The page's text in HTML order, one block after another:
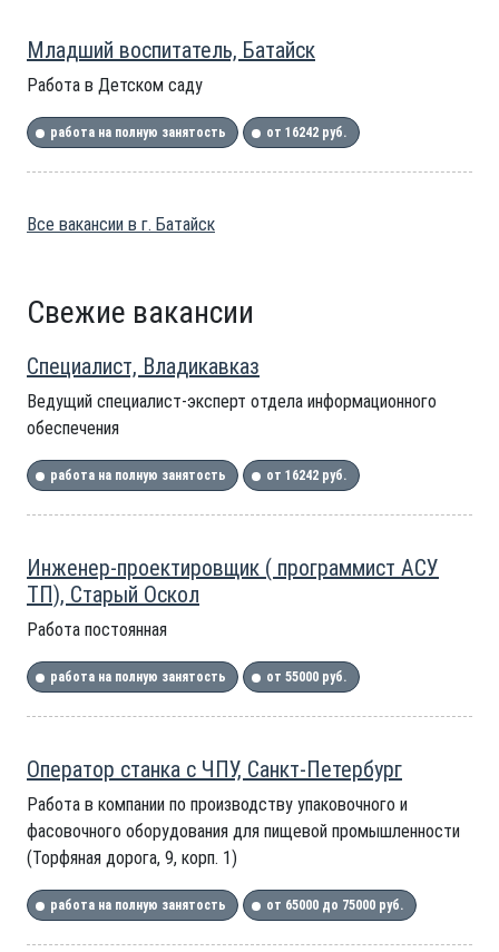
Младший воспитатель, Батайск
Работа в Детском саду
работа на полную занятость от 16242 руб.
Все вакансии в г. Батайск
Свежие вакансии
Специалист, Владикавказ
Ведущий специалист-эксперт отдела информационного
обеспечения
работа на полную занятость от 16242 руб.
Инженер-проектировщик ( программист АСУ
ТП), Старый Оскол
Работа постоянная
работа на полную занятость от 55000 руб.
Оператор станка с ЧПУ, Санкт-Петербург
Работа в компании по производству упаковочного и
фасовочного оборудования для пищевой промышленности
(Торфяная дорога, 9, корп. 1)
работа на полную занятость от 65000 до 75000 руб.